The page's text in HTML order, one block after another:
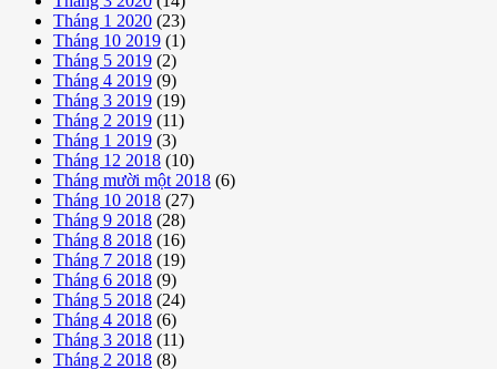
Tháng 1 2020 (23)
Tháng 10 2019 (1)
Tháng 5 2019 (2)
Tháng 4 2019 (9)
Tháng 3 2019 (19)
Tháng 2 2019 (11)
Tháng 1 2019 (3)
Tháng 12 2018 (10)
Tháng mười một 2018 (6)
Tháng 10 2018 (27)
Tháng 9 2018 (28)
Tháng 8 2018 (16)
Tháng 7 2018 (19)
Tháng 6 2018 (9)
Tháng 5 2018 (24)
Tháng 4 2018 (6)
Tháng 3 2018 (11)
Tháng 2 2018 (8)